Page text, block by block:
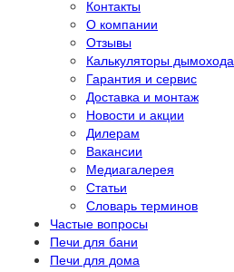
Контакты
О компании
Отзывы
Калькуляторы дымохода
Гарантия и сервис
Доставка и монтаж
Новости и акции
Дилерам
Вакансии
Медиагалерея
Статьи
Словарь терминов
Частые вопросы
Печи для бани
Печи для дома